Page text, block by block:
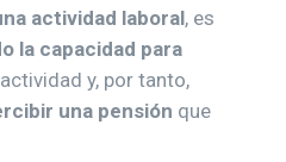
actividad laboral, es
la capacidad para
y, por tanto,
una pensión que